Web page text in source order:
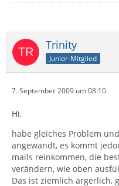
Trinity
Junior-Mitglied
7. September 2009 um 08:10
Hi,
habe gleiches Problem
angewandt, es kommt
mails reinkommen, die
verändern, wie oben
Das ist ziemlich ärgerlich,